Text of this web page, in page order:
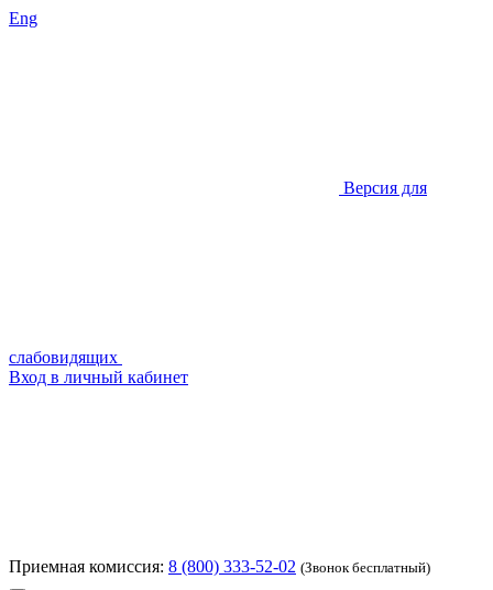
Eng
Версия для
слабовидящих
Вход в личный кабинет
Приемная комиссия: 8 (800) 333-52-02 (Звонок бесплатный)